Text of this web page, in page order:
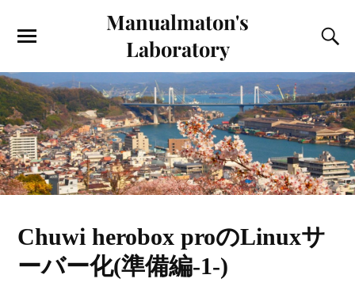
Manualmaton's
Laboratory
Chuwi herobox proのLinuxサ
ーバー化(準備編-1-)